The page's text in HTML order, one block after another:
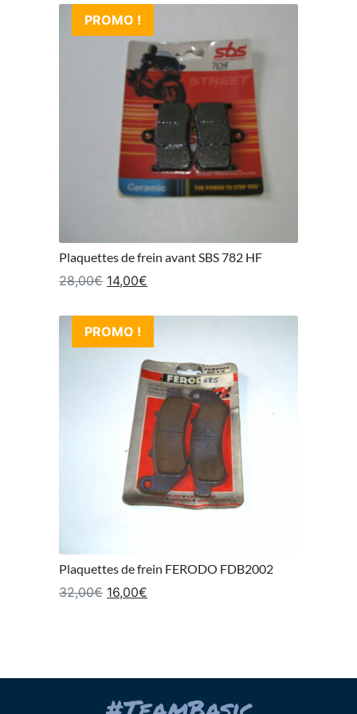
PROMO !
Plaquettes de frein avant SBS 782 HF
28,00€ Le prix initial était : 28,00€.
14,00€
PROMO !
Plaquettes de frein FERODO FDB2002
32,00€ Le prix initial était : 32,00€.
16,00€